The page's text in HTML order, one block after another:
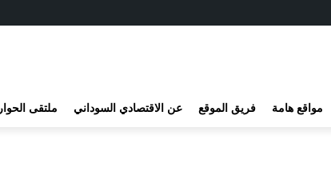
ملتقى الحوار عن الاقتصادي السوداني فريق الموقع مواقع هامة